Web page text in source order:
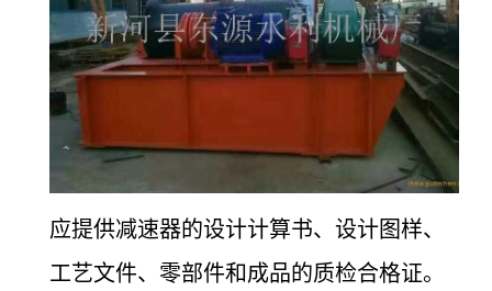
应提供减速器的设计计算书、设计图样、
工艺文件、零部件和成品的质检合格证。